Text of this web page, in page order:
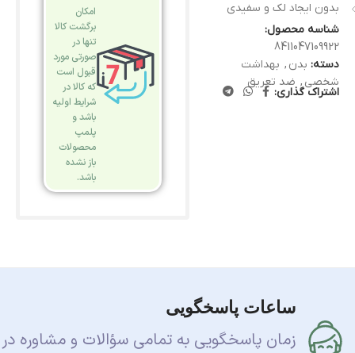
بدون ایجاد لک و سفیدی
شناسه محصول:
8411047109922
دسته: بدن , بهداشت
شخصی , ضد تعریق
اشتراک گذاری:
امکان
برگشت کالا
تنها در
صورتی مورد
قبول است
که کالا در
شرایط اولیه
باشد و
پلمپ
محصولات
باز نشده
باشد.
ساعات پاسخگویی
زمان پاسخگویی به تمامی سؤالات و مشاوره در